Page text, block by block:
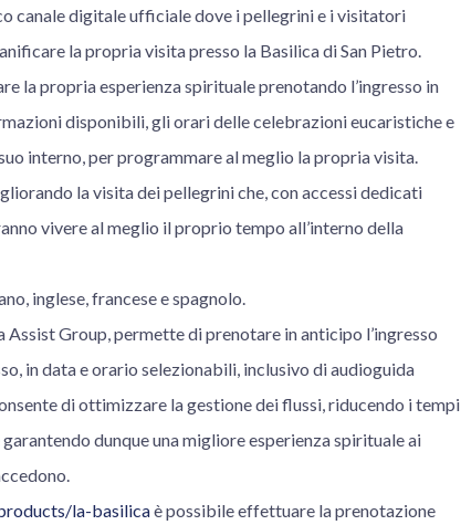
canale digitale ufficiale dove i pellegrini e i visitatori
la propria visita presso la Basilica di San Pietro.
la propria esperienza spirituale prenotando l’ingresso in
disponibili, gli orari delle celebrazioni eucaristiche e
interno, per programmare al meglio la propria visita.
la visita dei pellegrini che, con accessi dedicati
vivere al meglio il proprio tempo all’interno della
inglese, francese e spagnolo.
Group, permette di prenotare in anticipo l’ingresso
in data e orario selezionabili, inclusivo di audioguida
di ottimizzare la gestione dei flussi, riducendo i tempi
dunque una migliore esperienza spirituale ai
la-basilicaè possibile effettuare la prenotazione